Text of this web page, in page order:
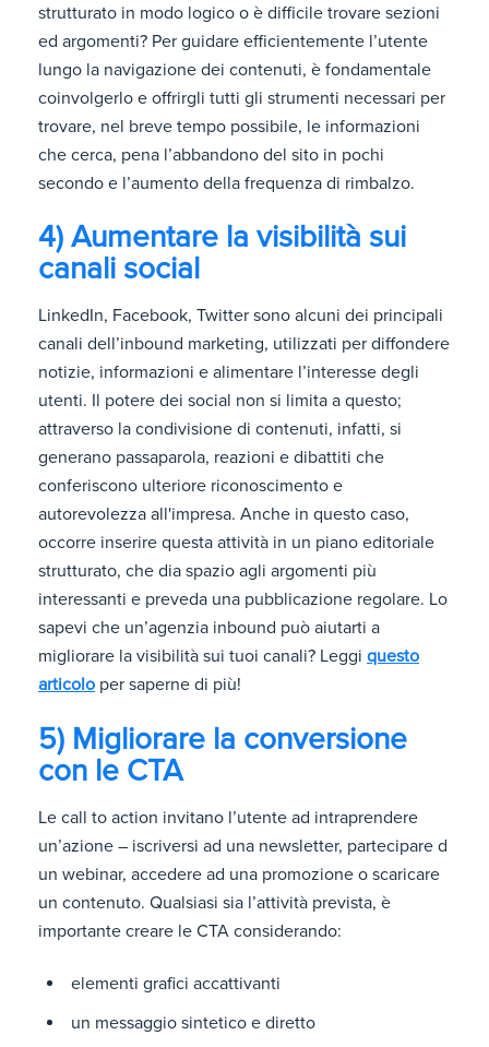
strutturato in modo logico o è difficile trovare sezioni
ed argomenti? Per guidare efficientemente l’utente
lungo la navigazione dei contenuti, è fondamentale
coinvolgerlo e offrirgli tutti gli strumenti necessari per
trovare, nel breve tempo possibile, le informazioni
che cerca, pena l’abbandono del sito in pochi
secondo e l’aumento della frequenza di rimbalzo.
4) Aumentare la visibilità sui
canali social
LinkedIn, Facebook, Twitter sono alcuni dei principali
canali dell’inbound marketing, utilizzati per diffondere
notizie, informazioni e alimentare l’interesse degli
utenti. Il potere dei social non si limita a questo;
attraverso la condivisione di contenuti, infatti, si
generano passaparola, reazioni e dibattiti che
conferiscono ulteriore riconoscimento e
autorevolezza all'impresa. Anche in questo caso,
occorre inserire questa attività in un piano editoriale
strutturato, che dia spazio agli argomenti più
interessanti e preveda una pubblicazione regolare. Lo
sapevi che un’agenzia inbound può aiutarti a
migliorare la visibilità sui tuoi canali? Leggi questo
articolo per saperne di più!
5) Migliorare la conversione
con le CTA
Le call to action invitano l’utente ad intraprendere
un’azione – iscriversi ad una newsletter, partecipare d
un webinar, accedere ad una promozione o scaricare
un contenuto. Qualsiasi sia l’attività prevista, è
importante creare le CTA considerando:
elementi grafici accattivanti
un messaggio sintetico e diretto